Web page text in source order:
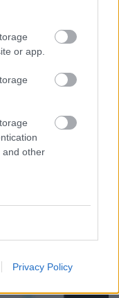
or app.
and other
Privacy Policy
yorki
ben
nyitó John The